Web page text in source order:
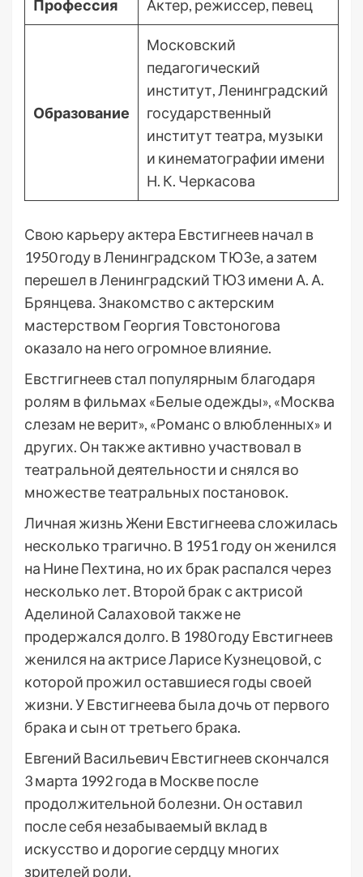
Профессия Актер, режиссер, певец
Образование
Московский
педагогический
институт, Ленинградский
государственный
институт театра, музыки
и кинематографии имени
Н. К. Черкасова
Свою карьеру актера Евстигнеев начал в
1950 году в Ленинградском ТЮЗе, а затем
перешел в Ленинградский ТЮЗ имени А. А.
Брянцева. Знакомство с актерским
мастерством Георгия Товстоногова
оказало на него огромное влияние.
Евстгигнеев стал популярным благодаря
ролям в фильмах «Белые одежды», «Москва
слезам не верит», «Романс о влюбленных» и
других. Он также активно участвовал в
театральной деятельности и снялся во
множестве театральных постановок.
Личная жизнь Жени Евстигнеева сложилась
несколько трагично. В 1951 году он женился
на Нине Пехтина, но их брак распался через
несколько лет. Второй брак с актрисой
Аделиной Салаховой также не
продержался долго. В 1980 году Евстигнеев
женился на актрисе Ларисе Кузнецовой, с
которой прожил оставшиеся годы своей
жизни. У Евстигнеева была дочь от первого
брака и сын от третьего брака.
Евгений Васильевич Евстигнеев скончался
3 марта 1992 года в Москве после
продолжительной болезни. Он оставил
после себя незабываемый вклад в
искусство и дорогие сердцу многих
зрителей роли.